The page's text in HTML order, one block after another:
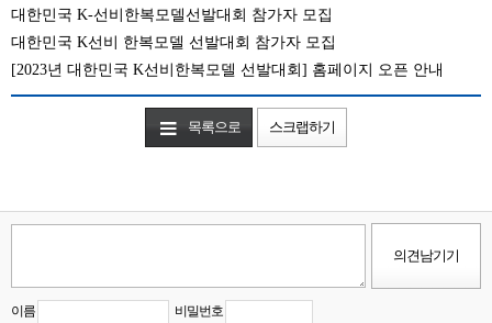
대한민국 K-선비한복모델선발대회 참가자 모집
대한민국 K선비 한복모델 선발대회 참가자 모집
[2023년 대한민국 K선비한복모델 선발대회] 홈페이지 오픈 안내
목록으로 스크랩하기
이름 비밀번호